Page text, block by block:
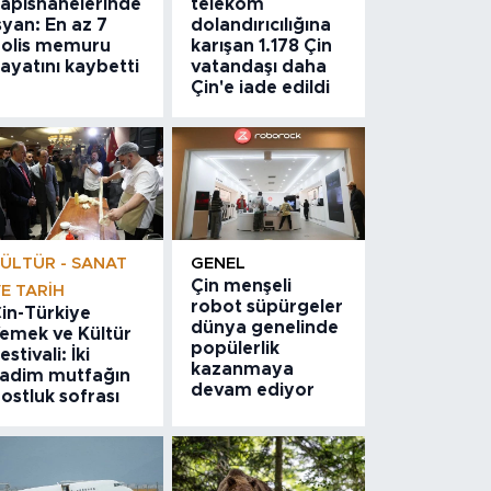
En az 7
memuru
kaybetti
telekom
dolandırıcılığına
karışan 1.178 Çin
vatandaşı daha
Çin'e iade edildi
- SANAT
TARIH
Türkiye
ve Kültür
İki
mutfağın
sofrası
GENEL
Çin menşeli
robot süpürgeler
dünya genelinde
popülerlik
kazanmaya
devam ediyor